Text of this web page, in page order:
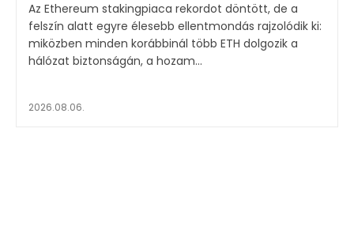
Az Ethereum stakingpiaca rekordot döntött, de a
felszín alatt egyre élesebb ellentmondás rajzolódik ki:
miközben minden korábbinál több ETH dolgozik a
hálózat biztonságán, a hozam...
2026.08.06.